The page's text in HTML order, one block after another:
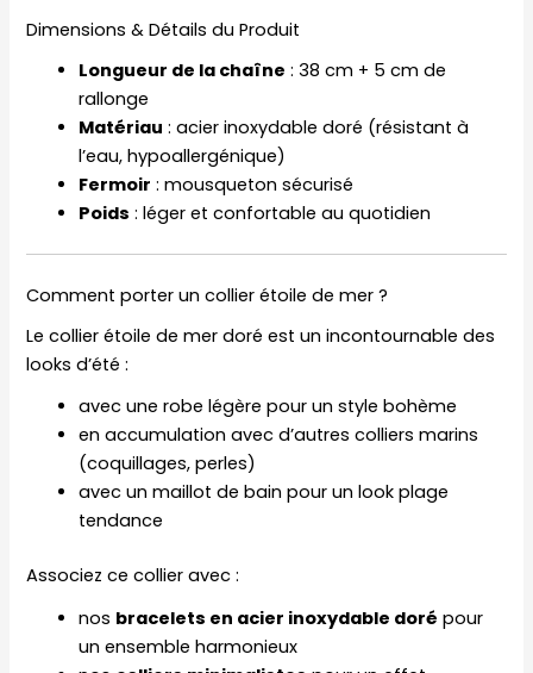
Dimensions & Détails du Produit
Longueur de la chaîne : 38 cm + 5 cm de
rallonge
Matériau : acier inoxydable doré (résistant à
l’eau, hypoallergénique)
Fermoir : mousqueton sécurisé
Poids : léger et confortable au quotidien
Comment porter un collier étoile de mer ?
Le collier étoile de mer doré est un incontournable des
looks d’été :
avec une robe légère pour un style bohème
en accumulation avec d’autres colliers marins
(coquillages, perles)
avec un maillot de bain pour un look plage
tendance
Associez ce collier avec :
nos bracelets en acier inoxydable doré pour
un ensemble harmonieux